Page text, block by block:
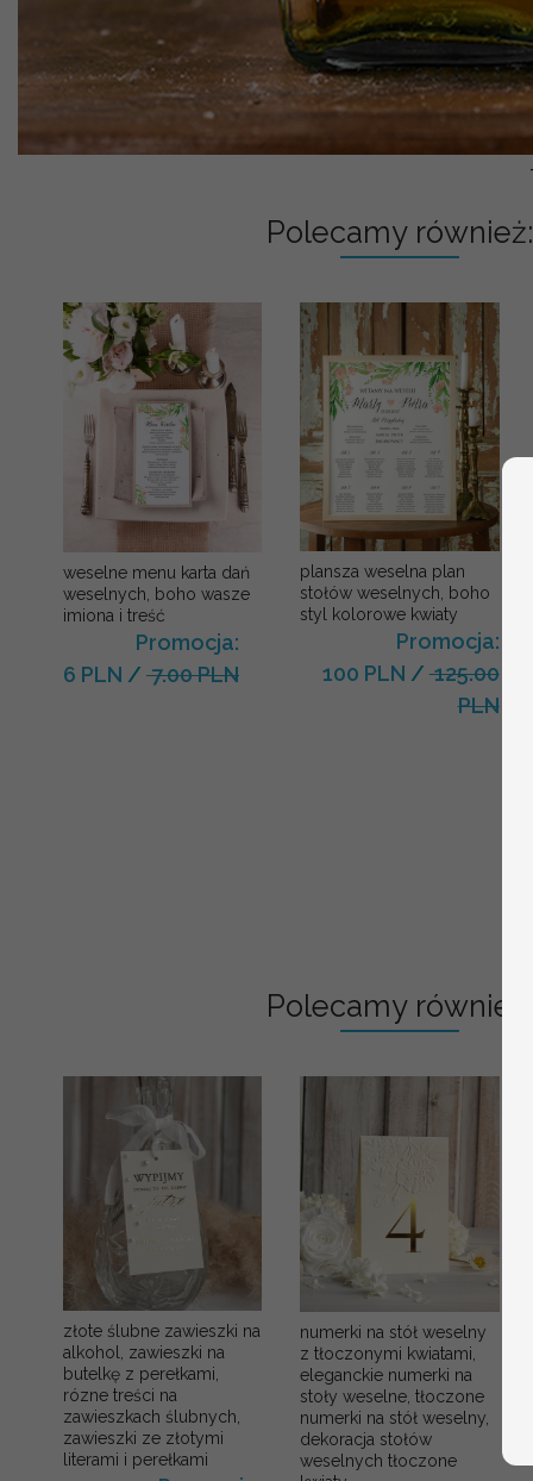
Polecamy również:
weselne menu karta dań
weselnych, boho wasze
imiona i treść
Promocja:
6 PLN / 7.00 PLN
plansza weselna plan
stołów weselnych, boho
styl kolorowe kwiaty
Promocja:
100 PLN /125.00
PLN
Polecamy również:
złote ślubne zawieszki na
alkohol, zawieszki na
butelkę z perełkami,
rózne treści na
zawieszkach ślubnych,
zawieszki ze złotymi
literami i perełkami
numerki na stół weselny
z tłoczonymi kwiatami,
eleganckie numerki na
stoły weselne, tłoczone
numerki na stół weselny,
dekoracja stołów
weselnych tłoczone